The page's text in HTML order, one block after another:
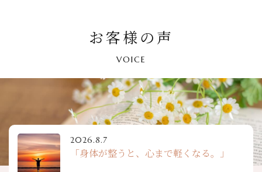
お客様の声
VOICE
2026.8.7
「身体が整うと、心まで軽くなる。」